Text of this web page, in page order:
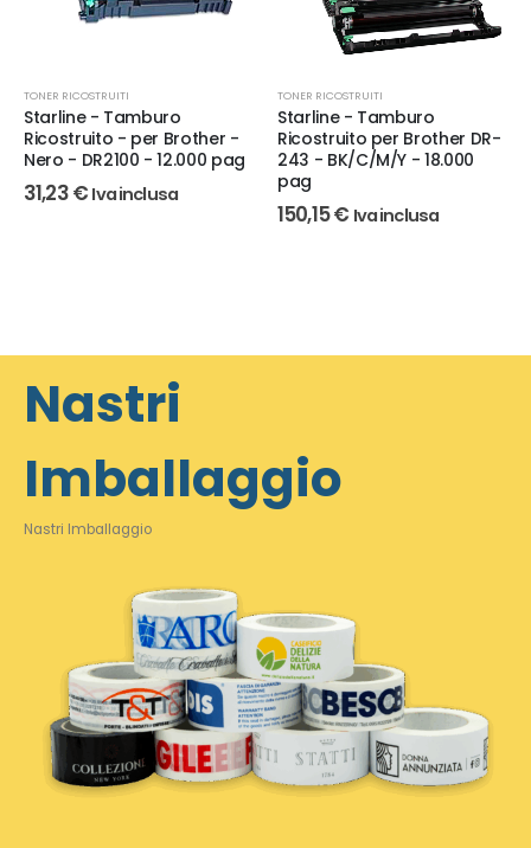
TONER RICOSTRUITI
Starline - Tamburo
Ricostruito - per Brother -
Nero - DR2100 - 12.000 pag
31,23€ Iva inclusa
TONER RICOSTRUITI
Starline - Tamburo
Ricostruito per Brother DR-
243 - BK/C/M/Y - 18.000
pag
150,15€ Iva inclusa
Nastri
Imballaggio
Nastri Imballaggio